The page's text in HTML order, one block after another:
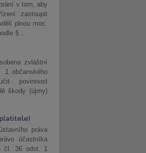
v tom, aby
zastoupit
plnou moc.
§...
zvláštní
1 občanského
povinnost
škody (újmy)
práva
účastníka
čl. 36 odst. 1